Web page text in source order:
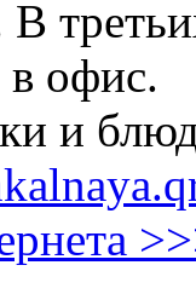
офис.
и